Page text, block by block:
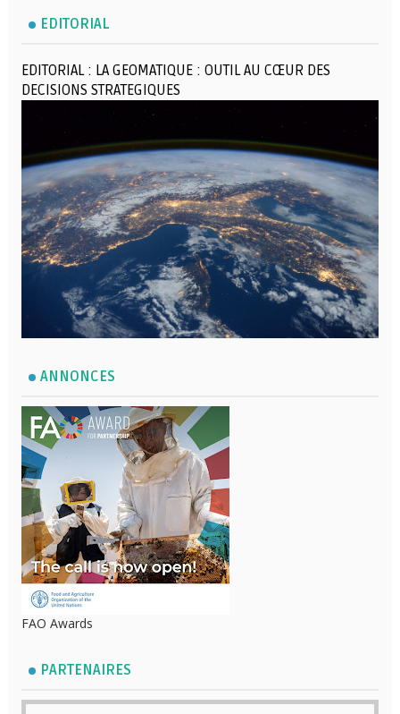
EDITORIAL
EDITORIAL : LA GEOMATIQUE : OUTIL AU CŒUR DES
DECISIONS STRATEGIQUES
ANNONCES
FAO Awards
PARTENAIRES